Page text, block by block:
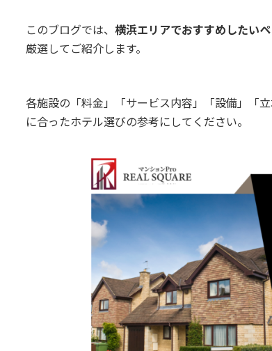
このブログでは、 横浜エリアでおすすめしたい
厳選してご紹介します。
各施設の「料金」「サービス内容」「設備」「
に合ったホテル選びの参考にしてください。